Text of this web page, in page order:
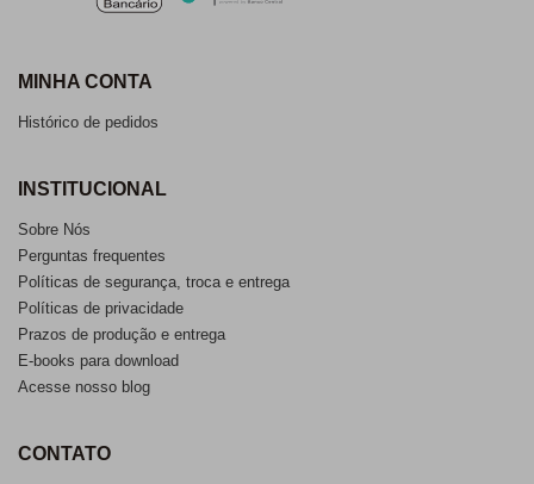
MINHA CONTA
Histórico de pedidos
INSTITUCIONAL
Sobre Nós
Perguntas frequentes
Políticas de segurança, troca e entrega
Políticas de privacidade
Prazos de produção e entrega
E-books para download
Acesse nosso blog
CONTATO